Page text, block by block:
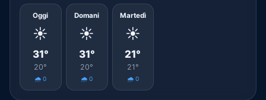
Oggi
☀️
31°
20°
🌧️ 0
Domani
☀️
31°
20°
🌧️ 0
Martedì
☀️
21°
21°
🌧️ 0